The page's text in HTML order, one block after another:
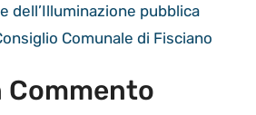
dell’Illuminazione pubblica
Comunale di Fisciano
Commento